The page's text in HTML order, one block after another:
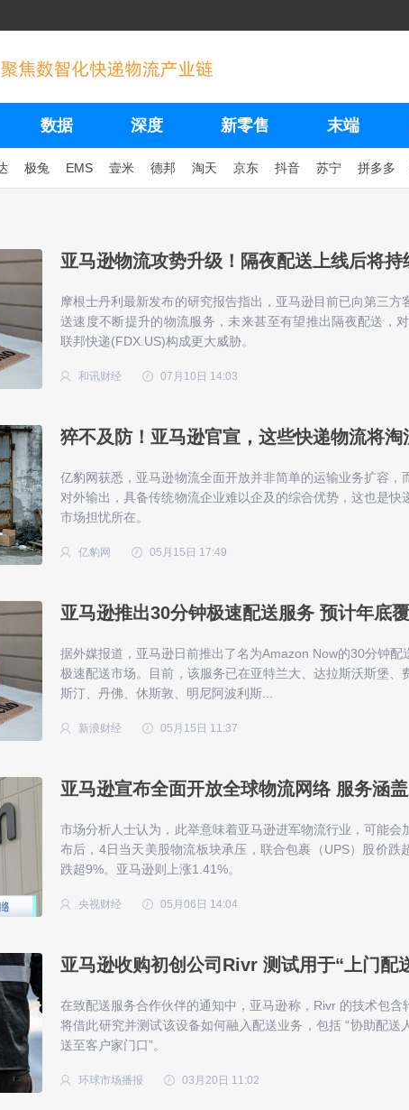
数据 深度 新零售 末端
极兔 EMS 壹米 德邦 淘天 京东 抖音 苏宁 拼多多
亚马逊物流攻势升级！隔夜配送上线后将
摩根士丹利最新发布的研究报告指出，亚马逊目前已向第三方
送速度不断提升的物流服务，未来甚至有望推出隔夜配送，
联邦快递(FDX.US)构成更大威胁。
和讯财经 07月10日 14:03
猝不及防！亚马逊官宣，这些快递物流将淘
亿豹网获悉，亚马逊物流全面开放并非简单的运输业务扩容，
对外输出，具备传统物流企业难以企及的综合优势，这也是快
市场担忧所在。
亿豹网 05月15日 17:49
亚马逊推出30分钟极速配送服务 预计年底
据外媒报道，亚马逊日前推出了名为Amazon Now的30分钟配
极速配送市场。目前，该服务已在亚特兰大、达拉斯沃斯堡、
斯汀、丹佛、休斯敦、明尼阿波利斯...
新浪财经 05月15日 11:37
亚马逊宣布全面开放全球物流网络 服务涵
市场分析人士认为，此举意味着亚马逊进军物流行业，可能会
布后，4日当天美股物流板块承压，联合包裹（UPS）股价跌
跌超9%。亚马逊则上涨1.41%。
央视财经 05月06日 14:04
亚马逊收购初创公司Rivr 测试用于“上门配
在致配送服务合作伙伴的通知中，亚马逊称，Rivr 的技术包含
将借此研究并测试该设备如何融入配送业务，包括 “协助配送
送至客户家门口”。
环球市场播报 03月20日 11:02